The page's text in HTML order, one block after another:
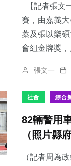
【記者張文
賽，由嘉義
蓁及張以樂
會組金牌獎
張文一
社會 綜合
82輛警用
（照片縣
（記者周為